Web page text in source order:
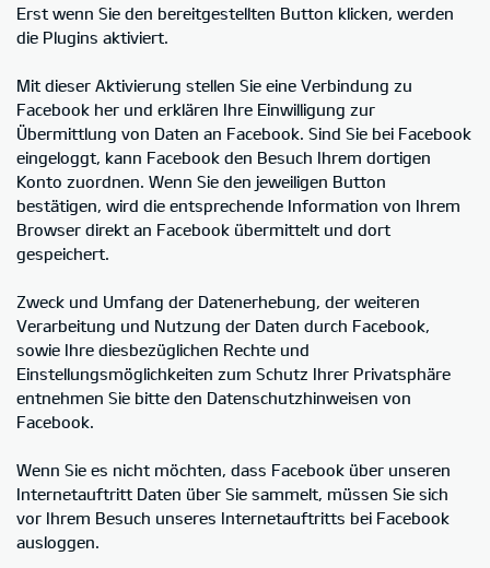
Erst wenn Sie den bereitgestellten Button klicken, werden
die Plugins aktiviert.
Mit dieser Aktivierung stellen Sie eine Verbindung zu
Facebook her und erklären Ihre Einwilligung zur
Übermittlung von Daten an Facebook. Sind Sie bei Facebook
eingeloggt, kann Facebook den Besuch Ihrem dortigen
Konto zuordnen. Wenn Sie den jeweiligen Button
bestätigen, wird die entsprechende Information von Ihrem
Browser direkt an Facebook übermittelt und dort
gespeichert.
Zweck und Umfang der Datenerhebung, der weiteren
Verarbeitung und Nutzung der Daten durch Facebook,
sowie Ihre diesbezüglichen Rechte und
Einstellungsmöglichkeiten zum Schutz Ihrer Privatsphäre
entnehmen Sie bitte den Datenschutzhinweisen von
Facebook.
Wenn Sie es nicht möchten, dass Facebook über unseren
Internetauftritt Daten über Sie sammelt, müssen Sie sich
vor Ihrem Besuch unseres Internetauftritts bei Facebook
ausloggen.